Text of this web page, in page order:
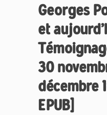
Georges
et
30
décembre
EPUB]